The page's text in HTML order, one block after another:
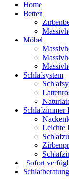
Home
Betten
Möbel
Schlafsystem
Schlafzimmer
Leichte
Sofort